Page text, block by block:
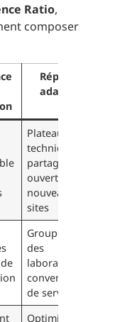
Ratio,
composer
Réponse
adaptée
Plateaux
techniques
partagés,
ouverture de
nouveaux
sites
Groupement
des
laboratoires,
conventions
de service
Optimisation